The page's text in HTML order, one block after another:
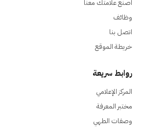
اصنع علامتك معنا
وظائف
اتصل بنا
خريطة الموقع
روابط سريعة
المركز الإعلامي
مختبر المعرفة
وصفات الطهي